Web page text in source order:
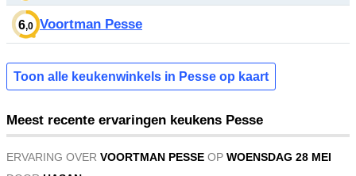
6,0 Voortman Pesse
Toon alle keukenwinkels in Pesse op kaart
Meest recente ervaringen keukens Pesse
ERVARING OVER VOORTMAN PESSE OP WOENSDAG 28 MEI